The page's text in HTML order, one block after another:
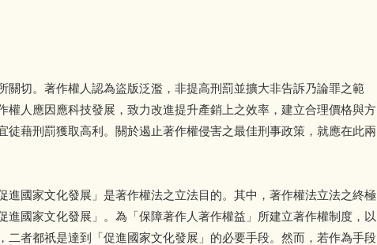
關切。著作權人認為盜版泛濫，非提高刑罰並擴大非告訴乃論罪之範
權人應因應科技發展，致力改進提升產銷上之效率，建立合理價格與方
徒藉刑罰獲取高利。關於遏止著作權侵害之最佳刑事政策，就應在此兩
進國家文化發展」是著作權法之立法目的。其中，著作權法立法之終極
進國家文化發展」。為「保障著作人著作權益」所建立著作權制度，以
二者都祇是達到「促進國家文化發展」的必要手段。然而，若作為手段